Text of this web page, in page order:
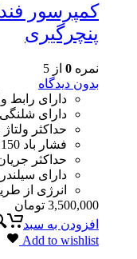
پنچرگیری
نمره 0 از 5
بدون دیدگاه
دارای رابط
دارای شلنگی به
حداکثر ولتاژ
فشار باد 150 PSI
حداکثر جریان 14
دارای
انرژی از
3,500,000 تومان
افزودن به سبد
Add to wishlist